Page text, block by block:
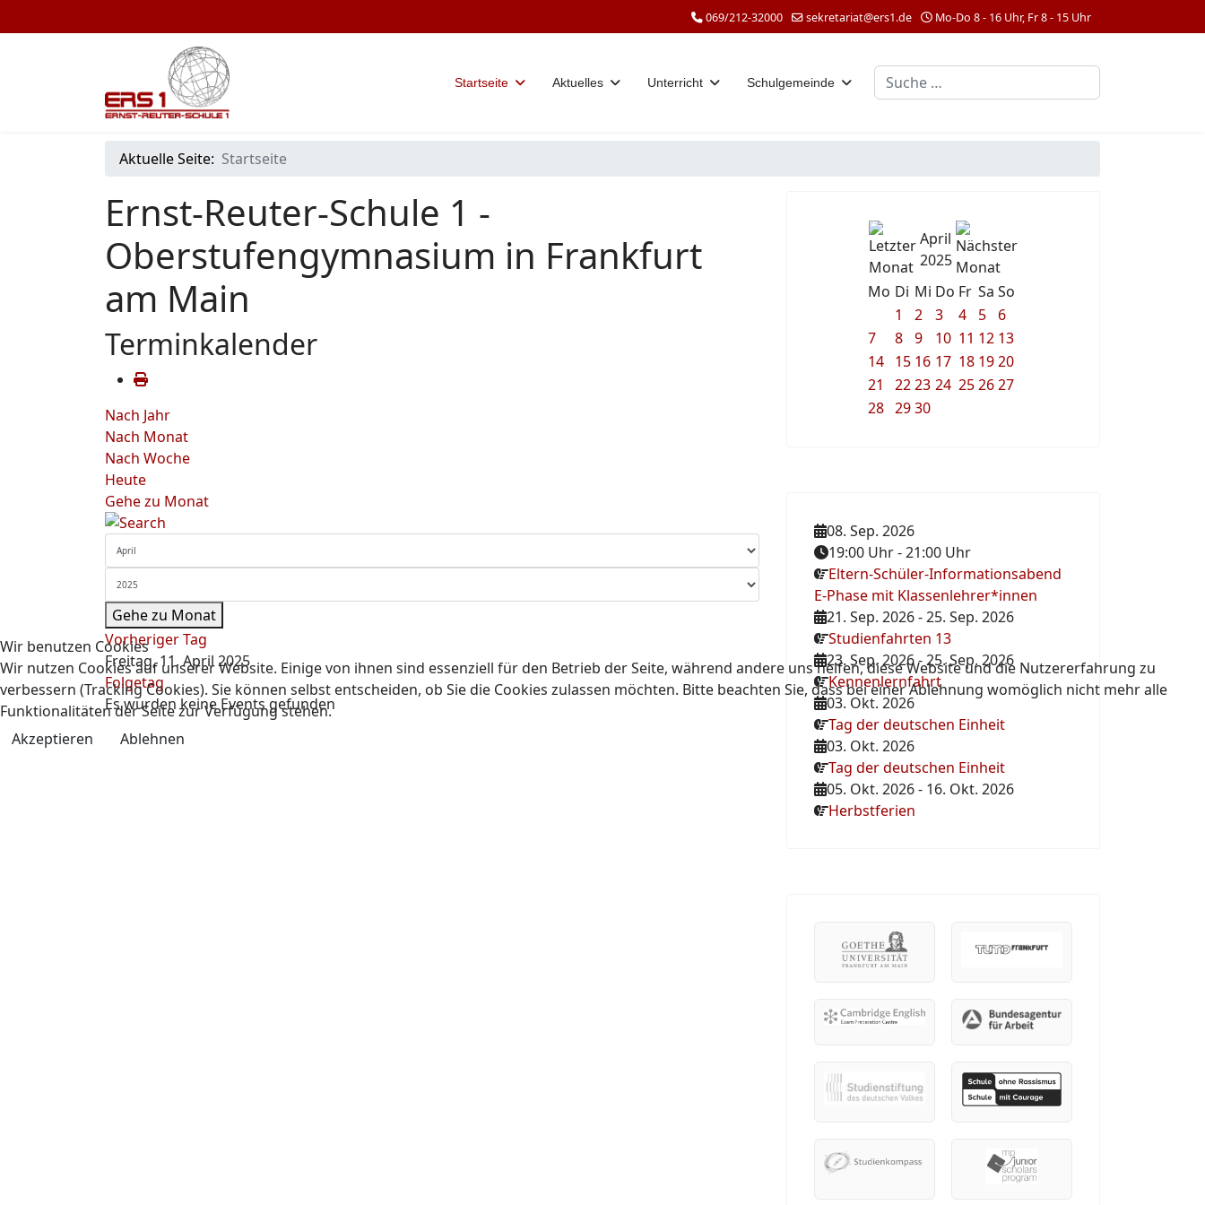
069/212-32000 sekretariat@ers1.de Mo-Do 8 - 16 Uhr, Fr 8 - 15 Uhr
Startseite Aktuelles Unterricht Schulgemeinde Suchen
Aktuelle Seite: Startseite
Ernst-Reuter-Schule 1 -
Oberstufengymnasium in Frankfurt
am Main
Terminkalender
Nach Jahr
Nach Monat
Nach Woche
Heute
Gehe zu Monat
Gehe zu Monat
Vorheriger Tag
Freitag, 11. April 2025
Folgetag
Es wurden keine Events gefunden
April
2025
Mo Di Mi Do Fr Sa So
1
2 3 4 5
6
7
8 9 10 11 12 13
14 15 16 17 18 1920
21
2223 24 252627
28 2930
08. Sep. 2026
19:00 Uhr-21:00 Uhr
Eltern-Schüler-Informationsabend
E-Phase mit Klassenlehrer*innen
21. Sep. 2026-25. Sep. 2026
Studienfahrten 13
23. Sep. 2026-25. Sep. 2026
Kennenlernfahrt
03. Okt. 2026
Tag der deutschen Einheit
03. Okt. 2026
Tag der deutschen Einheit
05. Okt. 2026- 16. Okt. 2026
Herbstferien
Wir benutzen Cookies
Wir nutzen Cookies auf unserer Website. Einige von ihnen sind essenziell für den Betrieb der Seite, während andere uns helfen, diese Website und die Nutzererfahrung zu
verbessern (Tracking Cookies). Sie können selbst entscheiden, ob Sie die Cookies zulassen möchten. Bitte beachten Sie, dass bei einer Ablehnung womöglich nicht mehr alle
Funktionalitäten der Seite zur Verfügung stehen.
Akzeptieren
Ablehnen